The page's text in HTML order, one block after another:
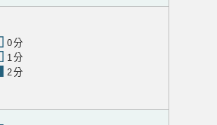
0分
1分
2分